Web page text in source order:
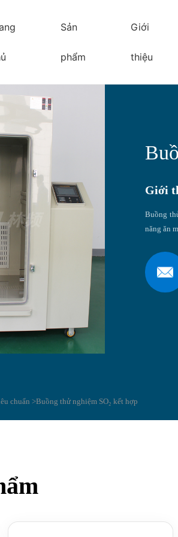
Sản
phẩm
Giới
thiệu
Giới
Buồng
năng ăn
chuẩn >Buồng thử nghiệm SO₂ kết hợp